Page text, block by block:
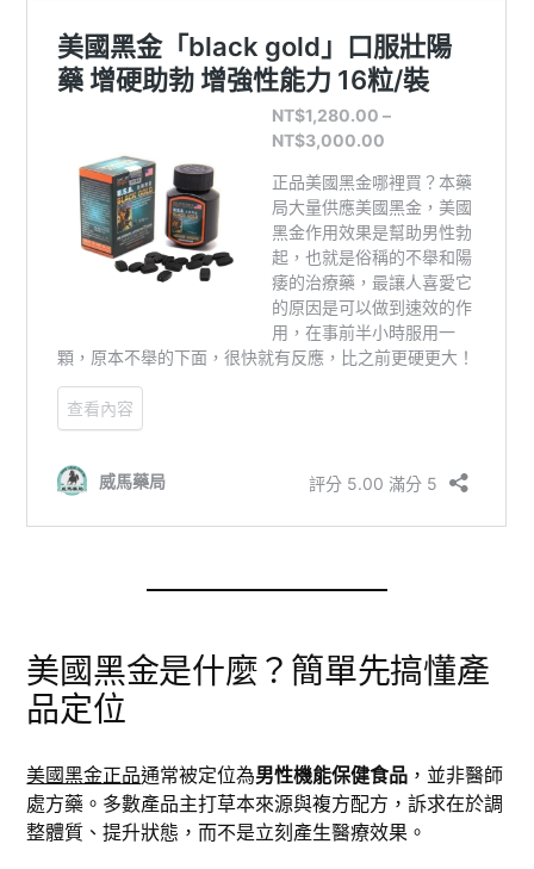
美國黑金是什麼？簡單先搞懂產
品定位
美國黑金正品通常被定位為男性機能保健食品 ，並非醫師
處方藥。多數產品主打草本來源與複方配方，訴求在於調
整體質、提升狀態，而不是立刻產生醫療效果。